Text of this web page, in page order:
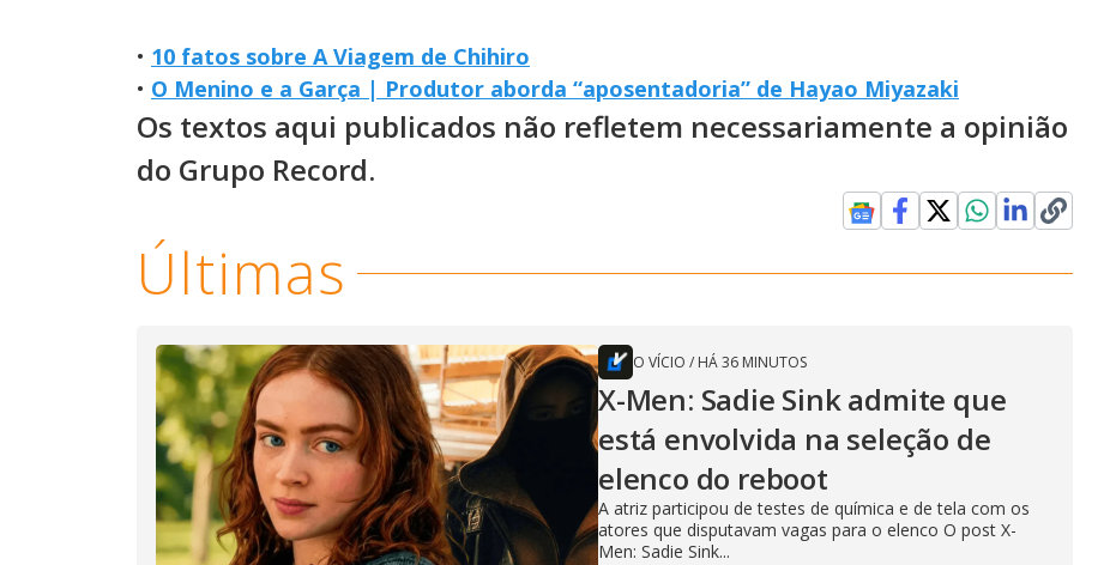
• 10 fatos sobre A Viagem de Chihiro
• O Menino e a Garça | Produtor aborda “aposentadoria” de Hayao Miyazaki
Os textos aqui publicados não refletem necessariamente a opinião
do Grupo Record.
Últimas
O VÍCIO / HÁ 36 MINUTOS
X-Men: Sadie Sink admite que
está envolvida na seleção de
elenco do reboot
A atriz participou de testes de química e de tela com os
atores que disputavam vagas para o elenco O post X-
Men: Sadie Sink...